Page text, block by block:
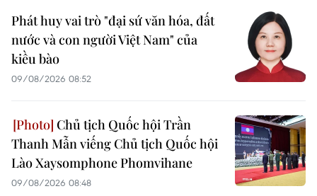
Phát huy vai trò "đại sứ văn hóa, đất
nước và con người Việt Nam" của
kiều bào
09/08/2026 08:52
Chủ tịch Quốc hội Trần
Thanh Mẫn viếng Chủ tịch Quốc hội
Lào Xaysomphone Phomvihane
09/08/2026 08:48